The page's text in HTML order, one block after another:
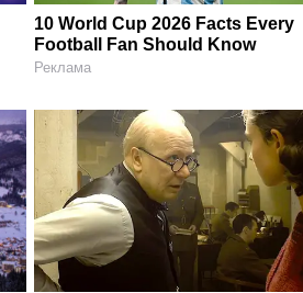
10 World Cup 2026 Facts Every
Football Fan Should Know
Реклама